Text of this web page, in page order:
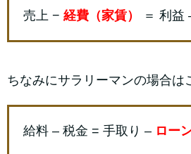
売上 − 経費（家賃） ＝ 利益
ちなみにサラリーマンの場合は
給料 – 税金 = 手取り – ロー